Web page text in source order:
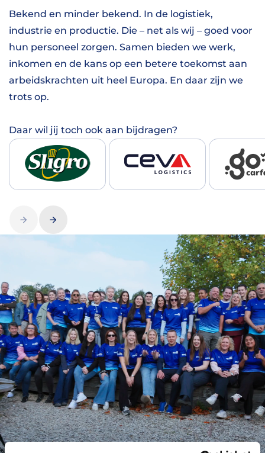
Bekend en minder bekend. In de logistiek,
industrie en productie. Die – net als wij – goed voor
hun personeel zorgen. Samen bieden we werk,
inkomen en de kans op een betere toekomst aan
arbeidskrachten uit heel Europa. En daar zijn we
trots op.
Daar wil jij toch ook aan bijdragen?